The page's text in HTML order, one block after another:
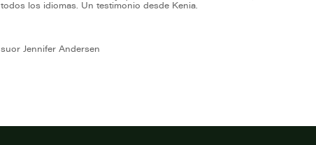
todos los idiomas. Un testimonio desde Kenia.
suor Jennifer Andersen